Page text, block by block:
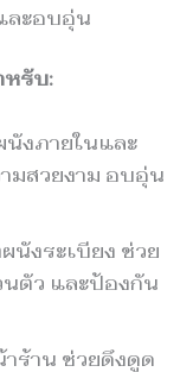
ละอบอุ่น
หรับ:
งภายในและ
มสวยงาม อบอุ่น
นังระเบียง ช่วย
นตัว และป้องกัน
ร้าน ช่วยดึงดูด